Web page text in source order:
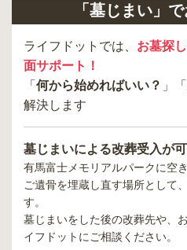
「墓じまい」
ライフドットでは、 お墓探
面サポート！
「 何から始めればいい？ 」「
解決します
墓じまいによる改葬受入が
有馬富士メモリアルパークに空
ご遺骨を埋蔵し直す場所として
す。
墓じまいをした後の改葬先や、
イフドットにご相談ください。